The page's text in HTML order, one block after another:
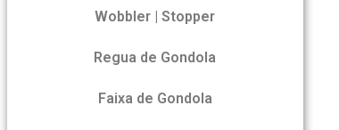
Wobbler | Stopper
Regua de Gondola
Faixa de Gondola